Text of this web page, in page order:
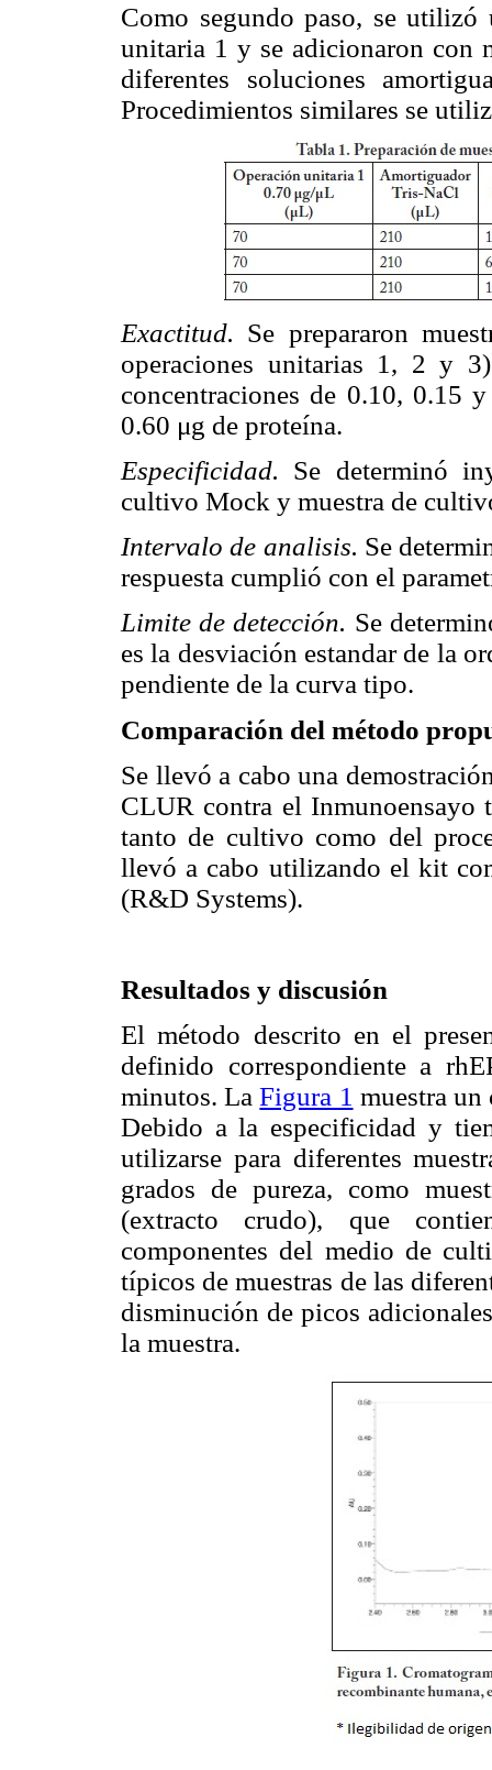
Como segundo paso, se utilizó
unitaria 1 y se adicionaron con
diferentes soluciones
Procedimientos similares se
Exactitud. Se prepararon
operaciones unitarias 1, 2 y
concentraciones de 0.10, 0.15
0.60 μg de proteína.
Especificidad. Se determinó
cultivo Mock y muestra de
Intervalo de analisis. Se
respuesta cumplió con el
Limite de detección. Se
es la desviación estandar de la
pendiente de la curva tipo.
Comparación del método
Se llevó a cabo una
CLUR contra el Inmunoensayo
tanto de cultivo como del
llevó a cabo utilizando el kit
(R&D Systems).
Resultados y discusión
El método descrito en el
definido correspondiente a
minutos. LaFigura 1 muestra un
Debido a la especificidad y
utilizarse para diferentes
grados de pureza, como
(extracto crudo), que
componentes del medio de
típicos de muestras de las
disminución de picos
la muestra.